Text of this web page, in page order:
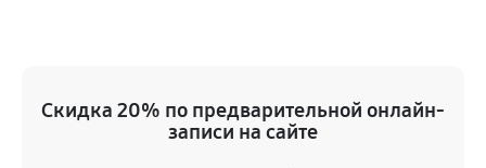
Скидка 20% по предварительной онлайн-
записи на сайте